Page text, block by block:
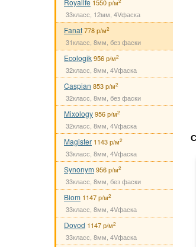
Royalife 1550 р/м
33класс, 12мм, 4Vфаска
Fanat778 р/м2
31класс, 8мм, без фаски
Ecologik956 р/м2
32класс, 8мм, 4Vфаска
Caspian 853 р/м2
32класс, 8мм, без фаски
Mixology956 р/м2
32класс, 8мм, 4Vфаска
Magister 1143 р/м2
33класс, 8мм, 4Vфаска
Synonym 956 р/м2
33класс, 8мм, без фаски
Biom 1147 р/м2
33класс, 8мм, 4Vфаска
Dovod 1147 р/м2
33класс, 8мм, 4Vфаска